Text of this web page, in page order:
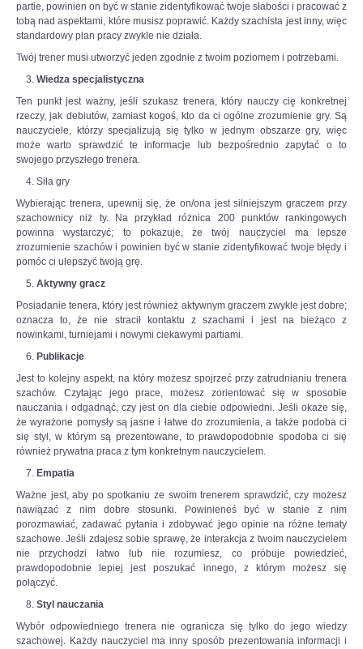
partie, powinien on być w stanie zidentyfikować twoje słabości i pracować z
tobą nad aspektami, które musisz poprawić. Każdy szachista jest inny, więc
standardowy plan pracy zwykle nie działa.
Twój trener musi utworzyć jeden zgodnie z twoim poziomem i potrzebami.
Wiedza specjalistyczna
Ten punkt jest ważny, jeśli szukasz trenera, który nauczy cię konkretnej
rzeczy, jak debiutów, zamiast kogoś, kto da ci ogólne zrozumienie gry. Są
nauczyciele, którzy specjalizują się tylko w jednym obszarze gry, więc
może warto sprawdzić te informacje lub bezpośrednio zapytać o to
swojego przyszłego trenera.
Siła gry
Wybierając trenera, upewnij się, że on/ona jest silniejszym graczem przy
szachownicy niż ty. Na przykład różnica 200 punktów rankingowych
powinna wystarczyć; to pokazuje, że twój nauczyciel ma lepsze
zrozumienie szachów i powinien być w stanie zidentyfikować twoje błędy i
pomóc ci ulepszyć twoją grę.
Aktywny gracz
Posiadanie tenera, który jest również aktywnym graczem zwykle jest dobre;
oznacza to, że nie stracił kontaktu z szachami i jest na bieżąco z
nowinkami, turniejami i nowymi ciekawymi partiami.
Publikacje
Jest to kolejny aspekt, na który możesz spojrzeć przy zatrudnianiu trenera
szachów. Czytając jego prace, możesz zorientować się w sposobie
nauczania i odgadnąć, czy jest on dla ciebie odpowiedni. Jeśli okaże się,
że wyrażone pomysły są jasne i łatwe do zrozumienia, a także podoba ci
się styl, w którym są prezentowane, to prawdopodobnie spodoba ci się
również prywatna praca z tym konkretnym nauczycielem.
Empatia
Ważne jest, aby po spotkaniu ze swoim trenerem sprawdzić, czy możesz
nawiązać z nim dobre stosunki. Powinieneś być w stanie z nim
porozmawiać, zadawać pytania i zdobywać jego opinie na różne tematy
szachowe. Jeśli zdajesz sobie sprawę, że interakcja z twoim nauczycielem
nie przychodzi łatwo lub nie rozumiesz, co próbuje powiedzieć,
prawdopodobnie lepiej jest poszukać innego, z którym możesz się
połączyć.
Styl nauczania
Wybór odpowiedniego trenera nie ogranicza się tylko do jego wiedzy
szachowej. Każdy nauczyciel ma inny sposób prezentowania informacji i